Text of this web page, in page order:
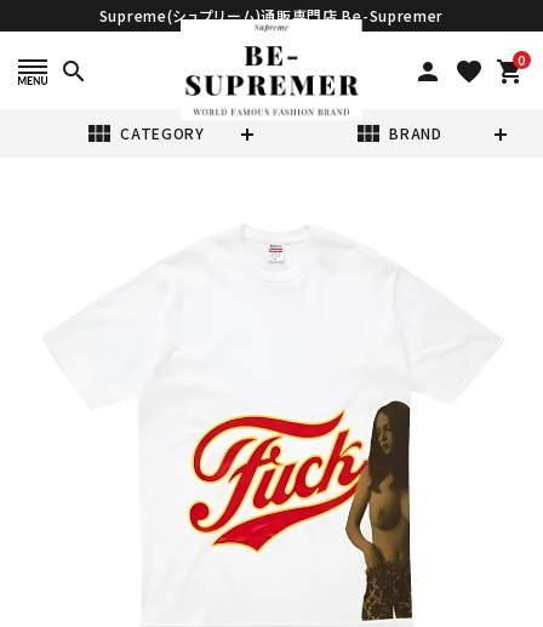
Supreme(シュプリーム)通販専門店 Be-Supremer
search person favorite 0
shopping_cart
view_module CATEGORY view_module BRAND